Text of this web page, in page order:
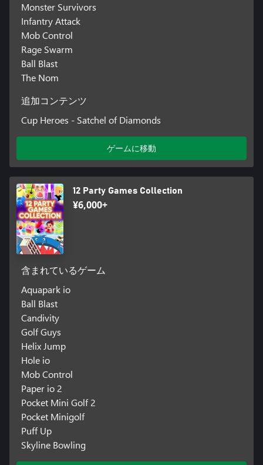
Monster Survivors
Infantry Attack
Mob Control
Rage Swarm
Ball Blast
The Nom
追加コンテンツ
Cup Heroes - Satchel of Diamonds
ゲームに移動
12 Party Games Collection
¥6,000+
含まれているゲーム
Aquapark io
Ball Blast
Candivity
Golf Guys
Helix Jump
Hole io
Mob Control
Paper io 2
Pocket Mini Golf 2
Pocket Minigolf
Puff Up
Skyline Bowling